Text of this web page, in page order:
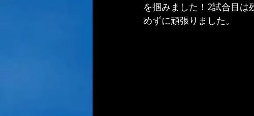
を掴みました！2試合目は
めずに頑張りました。